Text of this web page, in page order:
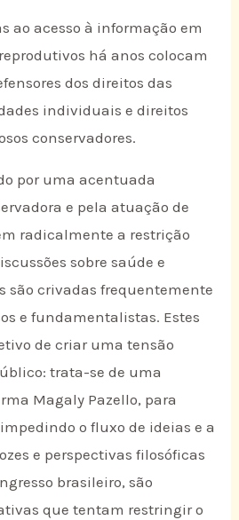
ao acesso à informação em
há anos colocam
dos direitos das
individuais e direitos
conservadores.
por uma acentuada
e pela atuação de
radicalmente a restrição
sobre saúde e
são crivadas frequentemente
e fundamentalistas. Estes
de criar uma tensão
trata-se de uma
Magaly Pazello, para
o fluxo de ideias e a
e perspectivas filosóficas
brasileiro, são
que tentam restringir o